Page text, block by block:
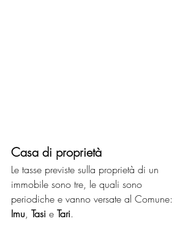
Casa di proprietà
Le tasse previste sulla proprietà di un
immobile sono tre, le quali sono
periodiche e vanno versate al Comune:
Imu, Tasi e Tari.